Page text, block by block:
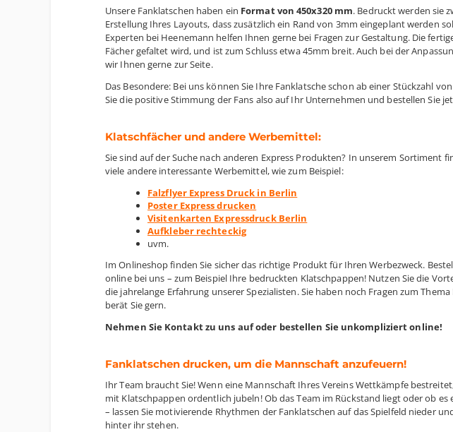
Unsere Fanklatschen haben ein Format von 450x320 mm. Bedruckt werden sie
Erstellung Ihres Layouts, dass zusätzlich ein Rand von 3mm eingeplant werden
Experten bei Heenemann helfen Ihnen gerne bei Fragen zur Gestaltung. Die
Fächer gefaltet wird, und ist zum Schluss etwa 45mm breit. Auch bei der
wir Ihnen gerne zur Seite.
Das Besondere: Bei uns können Sie Ihre Fanklatsche schon ab einer Stückzahl
Sie die positive Stimmung der Fans also auf Ihr Unternehmen und bestellen Sie
Klatschfächer und andere Werbemittel:
Sie sind auf der Suche nach anderen Express Produkten? In unserem Sortiment
viele andere interessante Werbemittel, wie zum Beispiel:
Falzflyer Express Druck in Berlin
Poster Express drucken
Visitenkarten Expressdruck Berlin
Aufkleber rechteckig
uvm.
Im Onlineshop finden Sie sicher das richtige Produkt für Ihren Werbezweck.
online bei uns – zum Beispiel Ihre bedruckten Klatschpappen! Nutzen Sie die
die jahrelange Erfahrung unserer Spezialisten. Sie haben noch Fragen zum
berät Sie gern.
Nehmen Sie Kontakt zu uns auf oder bestellen Sie unkompliziert online!
Fanklatschen drucken, um die Mannschaft anzufeuern!
Ihr Team braucht Sie! Wenn eine Mannschaft Ihres Vereins Wettkämpfe
mit Klatschpappen ordentlich jubeln! Ob das Team im Rückstand liegt oder ob
– lassen Sie motivierende Rhythmen der Fanklatschen auf das Spielfeld nieder
hinter ihr stehen.